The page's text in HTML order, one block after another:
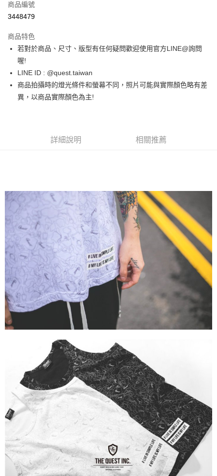
超商取貨付款
街口支付
ATM付款
運送方式
宅配(自取)
免運費
付款後門市自取
免運費
商品編號
3448479
商品特色
若對於商品、尺寸、版型有任何疑問歡迎使用官方LINE@詢問
喔!
LINE ID : @quest.taiwan
商品拍攝時的燈光條件和螢幕不同，照片可能與實際顏色略有差
異，以商品實際顏色為主!
詳細說明 相關推薦